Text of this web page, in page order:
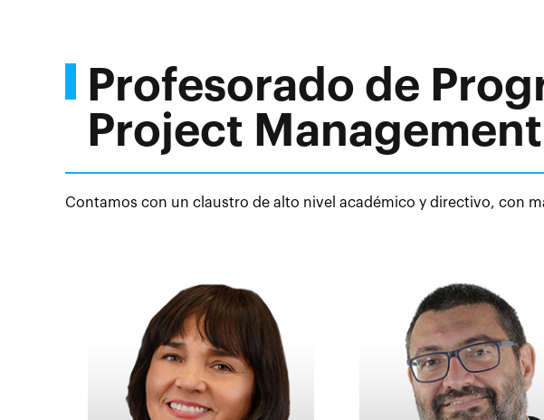
Profesorado de
Project Management
Contamos con un claustro de alto nivel académico y directivo, con